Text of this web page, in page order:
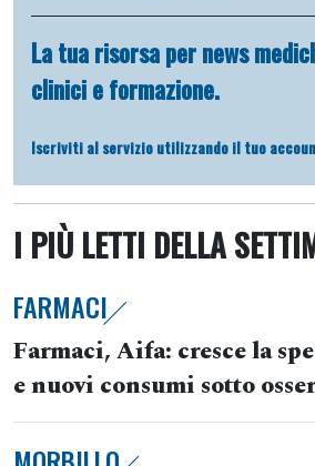
La tua risorsa per news
clinici e formazione.
Iscriviti al servizio utilizzando il tuo
I PIÙ LETTI DELLA
FARMACI
Farmaci, Aifa: cresce la
e nuovi consumi sotto